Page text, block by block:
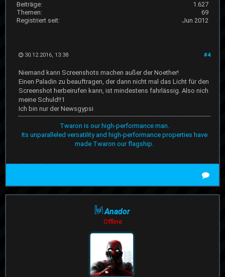
Beiträge:
1.627
Themen:
69
Registriert seit:
Jun 2012
#4
30.12.2016, 13:38
Niemand kann Screenshots machen außer der Noether!
Einen Paladin zu beauftragen, der dann nicht mal das Licht für den
Screenshot herbeirufen kann, ist mindestens fahrlässig. Also nich
meine Schuld!!1
Ich bin nur der Newsgypsi
Twaron is our high-performance man.
Its unparalleled versatility and high-performance properties have
made Twaron our flagship.
Anador
Offline